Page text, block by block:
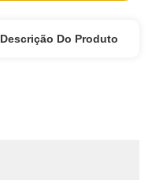
Descrição Do Produto